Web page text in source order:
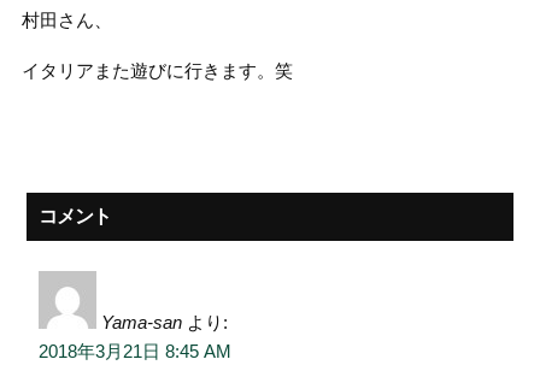
村田さん、
イタリアまた遊びに行きます。笑
コメント
Yama-san より:
2018年3月21日 8:45 AM